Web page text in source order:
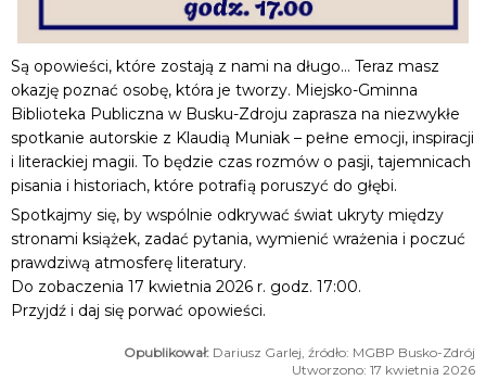
Są opowieści, które zostają z nami na długo… Teraz masz
okazję poznać osobę, która je tworzy. Miejsko-Gminna
Biblioteka Publiczna w Busku-Zdroju zaprasza na niezwykłe
spotkanie autorskie z Klaudią Muniak – pełne emocji, inspiracji
i literackiej magii. To będzie czas rozmów o pasji, tajemnicach
pisania i historiach, które potrafią poruszyć do głębi.
Spotkajmy się, by wspólnie odkrywać świat ukryty między
stronami książek, zadać pytania, wymienić wrażenia i poczuć
prawdziwą atmosferę literatury.
Do zobaczenia 17 kwietnia 2026 r. godz. 17:00.
Przyjdź i daj się porwać opowieści.
Dariusz Garlej, źródło: MGBP Busko-Zdrój
Utworzono: 17 kwietnia 2026